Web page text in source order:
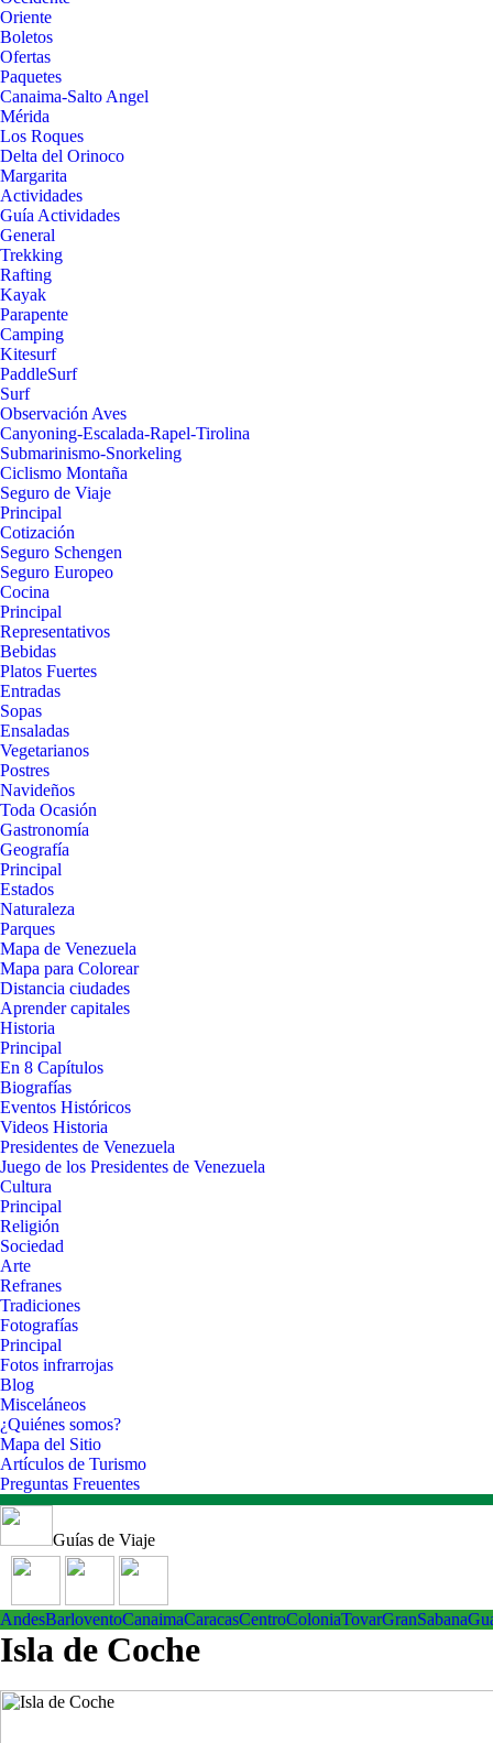
Oriente
Boletos
Ofertas
Paquetes
Canaima-Salto Angel
Mérida
Los Roques
Delta del Orinoco
Margarita
Actividades
Guía Actividades
General
Trekking
Rafting
Kayak
Parapente
Camping
Kitesurf
PaddleSurf
Surf
Observación Aves
Canyoning-Escalada-Rapel-Tirolina
Submarinismo-Snorkeling
Ciclismo Montaña
Seguro de Viaje
Principal
Cotización
Seguro Schengen
Seguro Europeo
Cocina
Principal
Representativos
Bebidas
Platos Fuertes
Entradas
Sopas
Ensaladas
Vegetarianos
Postres
Navideños
Toda Ocasión
Gastronomía
Geografía
Principal
Estados
Naturaleza
Parques
Mapa de Venezuela
Mapa para Colorear
Distancia ciudades
Aprender capitales
Historia
Principal
En 8 Capítulos
Biografías
Eventos Históricos
Videos Historia
Presidentes de Venezuela
Juego de los Presidentes de Venezuela
Cultura
Principal
Religión
Sociedad
Arte
Refranes
Tradiciones
Fotografías
Principal
Fotos infrarrojas
Blog
Misceláneos
¿Quiénes somos?
Mapa del Sitio
Artículos de Turismo
Preguntas Freuentes
Guías de Viaje
AndesBarloventoCanaimaCaracasCentroColoniaTovarGranSabana
Isla de Coche